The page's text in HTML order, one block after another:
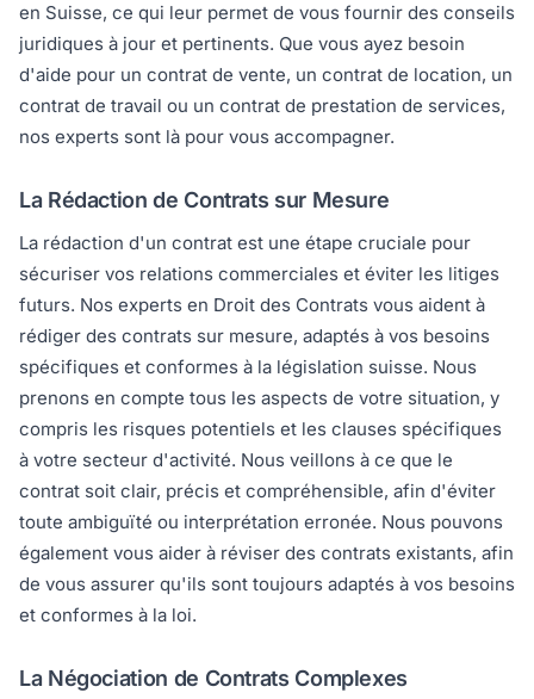
en Suisse, ce qui leur permet de vous fournir des conseils
juridiques à jour et pertinents. Que vous ayez besoin
d'aide pour un contrat de vente, un contrat de location, un
contrat de travail ou un contrat de prestation de services,
nos experts sont là pour vous accompagner.
La Rédaction de Contrats sur Mesure
La rédaction d'un contrat est une étape cruciale pour
sécuriser vos relations commerciales et éviter les litiges
futurs. Nos experts en Droit des Contrats vous aident à
rédiger des contrats sur mesure, adaptés à vos besoins
spécifiques et conformes à la législation suisse. Nous
prenons en compte tous les aspects de votre situation, y
compris les risques potentiels et les clauses spécifiques
à votre secteur d'activité. Nous veillons à ce que le
contrat soit clair, précis et compréhensible, afin d'éviter
toute ambiguïté ou interprétation erronée. Nous pouvons
également vous aider à réviser des contrats existants, afin
de vous assurer qu'ils sont toujours adaptés à vos besoins
et conformes à la loi.
La Négociation de Contrats Complexes